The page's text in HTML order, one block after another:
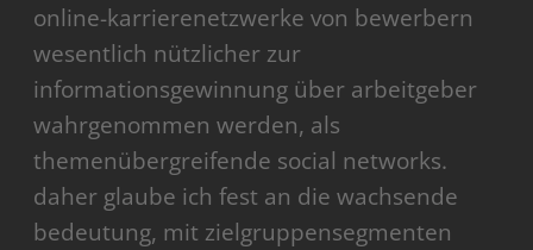
online-karrierenetzwerke von bewerbern
wesentlich nützlicher zur
informationsgewinnung über arbeitgeber
wahrgenommen werden, als
themenübergreifende social networks.
daher glaube ich fest an die wachsende
bedeutung, mit zielgruppensegmenten